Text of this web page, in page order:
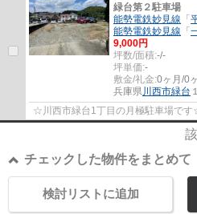
緑台第２駐車場
能勢電鉄妙見線 「
能勢電鉄妙見線 「
9,000円
坪数/面積:-/-
坪単価:-
敷金/礼金:0ヶ月/0
兵庫県川西市緑台
☆川西市緑台1丁目の月極駐車場で
チェックした物件をまとめて
検討リストに追加